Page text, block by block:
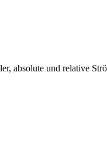
absolute und relative